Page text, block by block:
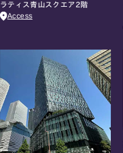
ラティス青山スクエア2階
Access